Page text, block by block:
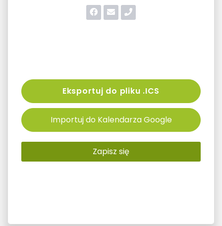
Eksportuj do pliku .ICS
Importuj do Kalendarza Google
Zapisz się